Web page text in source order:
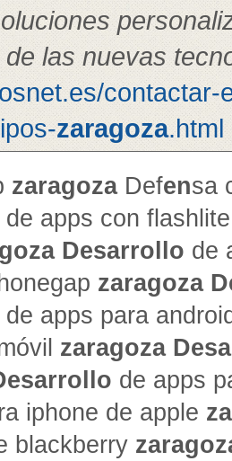
las nuevas
contactar-
zaragoza.html
zaragozaDefensa
de apps con
Desarrollo de
zaragoza
de apps para
zaragoza
de apps
iphone de apple
blackberry